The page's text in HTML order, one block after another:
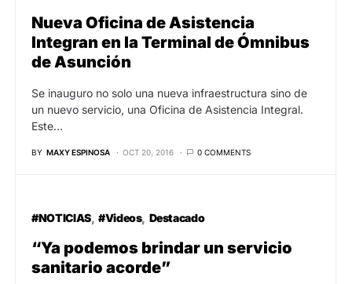
Nueva Oficina de Asistencia
Integran en la Terminal de Ómnibus
de Asunción
Se inauguro no solo una nueva infraestructura sino de
un nuevo servicio, una Oficina de Asistencia Integral.
Este…
BY MAXY ESPINOSA OCT 20, 2016 0 COMMENTS
#NOTICIAS #Videos Destacado
“Ya podemos brindar un servicio
sanitario acorde”